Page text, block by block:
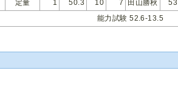
定量 1 50.3 10 7 田山勝秋 53
能力試験 52.6-13.5